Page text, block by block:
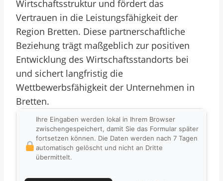
Wirtschaftsstruktur und fördert das
Vertrauen in die Leistungsfähigkeit der
Region Bretten. Diese partnerschaftliche
Beziehung trägt maßgeblich zur positiven
Entwicklung des Wirtschaftsstandorts bei
und sichert langfristig die
Wettbewerbsfähigkeit der Unternehmen in
Bretten.
Ihre Eingaben werden lokal in Ihrem Browser
zwischengespeichert, damit Sie das Formular später
fortsetzen können. Die Daten werden nach 7 Tagen
automatisch gelöscht und nicht an Dritte
übermittelt.